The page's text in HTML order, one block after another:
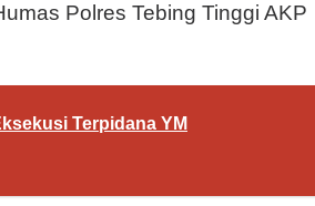
Polres Tebing Tinggi AKP
Terpidana YM